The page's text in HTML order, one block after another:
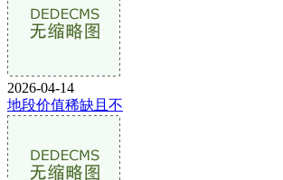
2026-04-14
地段价值稀缺且不